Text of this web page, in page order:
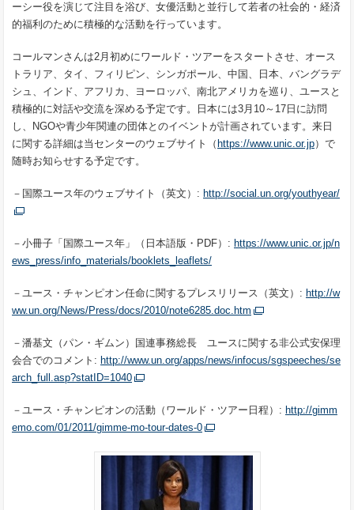
ーシー役を演じて注目を浴び、女優活動と並行して若者の社会的・経済
的福利のために積極的な活動を行っています。
コールマンさんは2月初めにワールド・ツアーをスタートさせ、オース
トラリア、タイ、フィリピン、シンガポール、中国、日本、バングラデ
シュ、インド、アフリカ、ヨーロッパ、南北アメリカを巡り、ユースと
積極的に対話や交流を深める予定です。日本には3月10～17日に訪問
し、NGOや青少年関連の団体とのイベントが計画されています。来日
に関する詳細は当センターのウェブサイト（ https://www.unic.or.jp）で
随時お知らせする予定です。
－国際ユース年のウェブサイト（英文）: http://social.un.org/youthyear/
－小冊子「国際ユース年」（日本語版・PDF）: https://www.unic.or.jp/n
ews_press/info_materials/booklets_leaflets/
－ユース・チャンピオン任命に関するプレスリリース（英文）: http://w
ww.un.org/News/Press/docs/2010/note6285.doc.htm
－潘基文（パン・ギムン）国連事務総長 ユースに関する非公式安保理
会合でのコメント: http://www.un.org/apps/news/infocus/sgspeeches/se
arch_full.asp?statID=1040
－ユース・チャンピオンの活動（ワールド・ツアー日程）: http://gimm
emo.com/01/2011/gimme-mo-tour-dates-0